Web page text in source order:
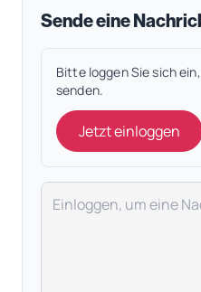
Sende eine
Bitte loggen Sie sich
senden.
Jetzt einloggen
Deine Nachricht